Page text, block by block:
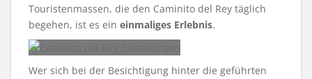
Touristenmassen, die den Caminito del Rey täglich
begehen, ist es ein einmaliges Erlebnis.
Wer sich bei der Besichtigung hinter die geführten